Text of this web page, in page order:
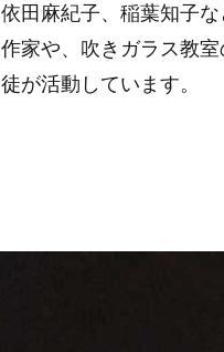
依田麻紀子、稲葉知子な
作家や、吹きガラス教室
徒が活動しています。